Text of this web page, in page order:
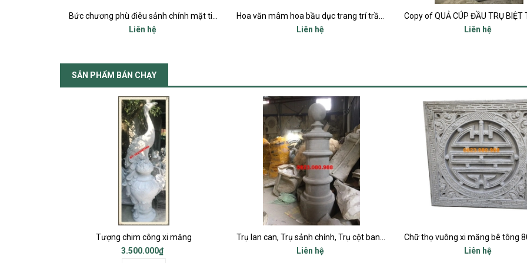
Bức chương phù điêu sảnh chính mặt tiền
Liên hệ
Hoa văn mâm hoa bầu dục trang trí trần và tường ô cửa sổ mặt tiền
Liên hệ
Liên hệ
SẢN PHẨM BÁN CHẠY
Tượng chim công xi măng
3.500.000₫
Trụ lan can, Trụ sảnh chính, Trụ cột ban công, Trụ bậc tam cấp
Liên hệ
Liên hệ